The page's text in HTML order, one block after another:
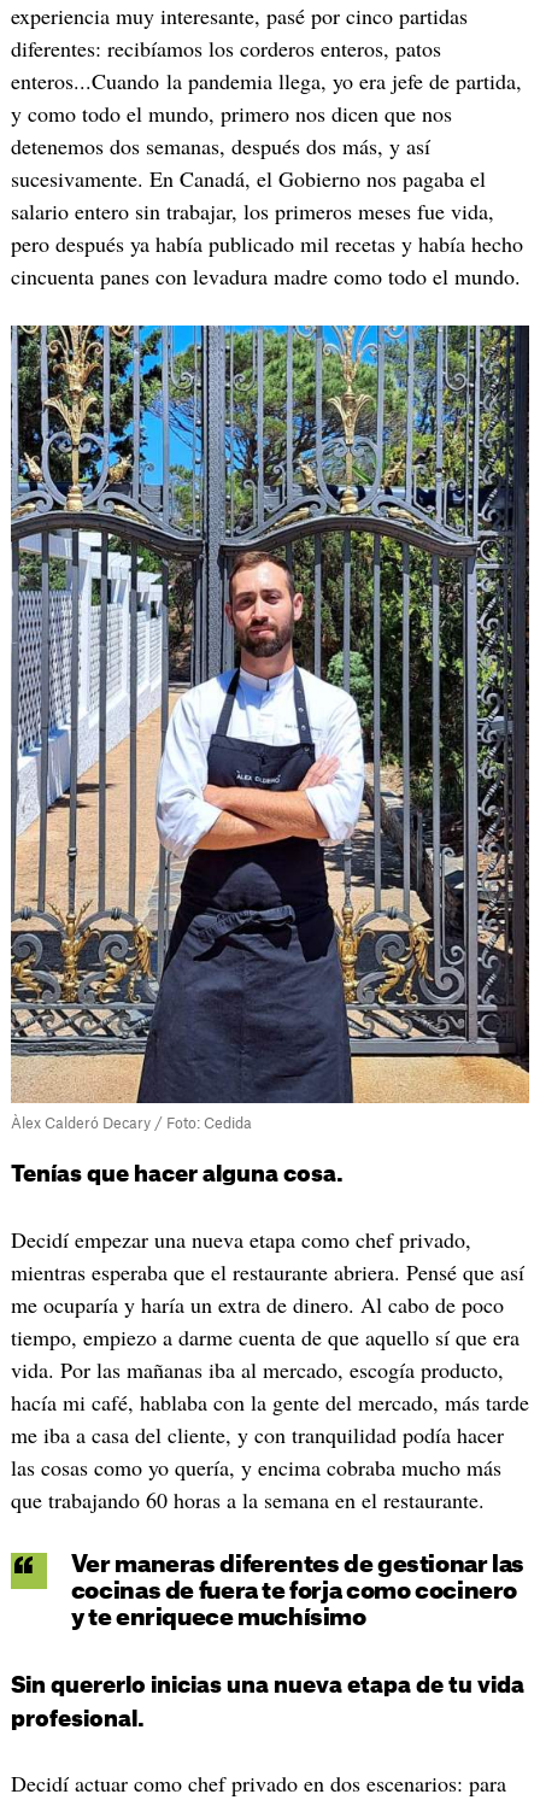
experiencia muy interesante, pasé por cinco partidas
diferentes: recibíamos los corderos enteros, patos
enteros...Cuando la pandemia llega, yo era jefe de partida,
y como todo el mundo, primero nos dicen que nos
detenemos dos semanas, después dos más, y así
sucesivamente. En Canadá, el Gobierno nos pagaba el
salario entero sin trabajar, los primeros meses fue vida,
pero después ya había publicado mil recetas y había hecho
cincuenta panes con levadura madre como todo el mundo.
Àlex Calderó Decary / Foto: Cedida
Tenías que hacer alguna cosa.
Decidí empezar una nueva etapa como chef privado,
mientras esperaba que el restaurante abriera. Pensé que así
me ocuparía y haría un extra de dinero. Al cabo de poco
tiempo, empiezo a darme cuenta de que aquello sí que era
vida. Por las mañanas iba al mercado, escogía producto,
hacía mi café, hablaba con la gente del mercado, más tarde
me iba a casa del cliente, y con tranquilidad podía hacer
las cosas como yo quería, y encima cobraba mucho más
que trabajando 60 horas a la semana en el restaurante.
Ver maneras diferentes de gestionar las
cocinas de fuera te forja como cocinero
y te enriquece muchísimo
Sin quererlo inicias una nueva etapa de tu vida
profesional.
Decidí actuar como chef privado en dos escenarios: para